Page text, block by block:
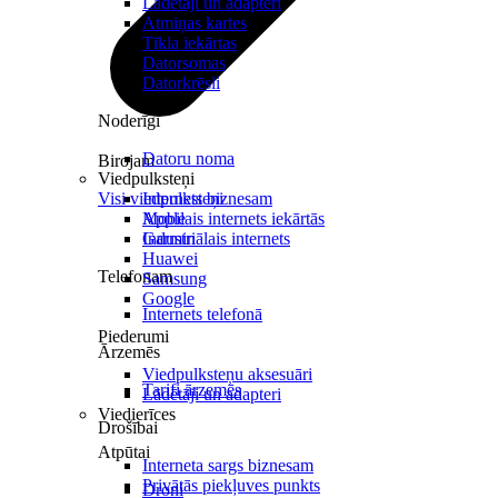
Birojam
Internets biznesam
Mobilais internets iekārtās
Industriālais internets
Telefonam
Internets telefonā
Ārzemēs
Tarifi ārzemēs
Drošībai
Interneta sargs biznesam
Privātās piekļuves punkts
Atmiņas kartes
Tīkla iekārtas
Datorsomas
Datorkrēsli
Noderīgi
Datoru noma
Viedpulksteņi
Visi viedpulksteņi
Apple
Garmin
Huawei
Samsung
Google
Piederumi
Viedpulksteņu aksesuāri
Lādētāji un adapteri
Viedierīces
Atpūtai
Droni